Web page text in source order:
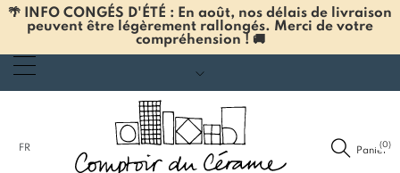
🌴 INFO CONGÉS D'ÉTÉ : En août, nos délais de livraison
peuvent être légèrement rallongés. Merci de votre
compréhension ! 🚚
FR Panier
(0)